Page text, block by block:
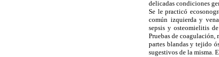
delicadas condiciones
Se le practicó
común izquierda y
sepsis y osteomielitis
Pruebas de coagulación,
partes blandas y tejido
sugestivos de la misma.